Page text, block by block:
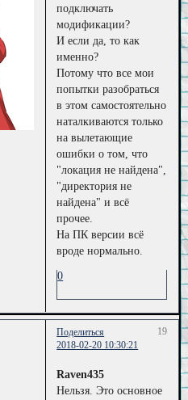
подключать
модификации?
И если да, то как
именно?
Потому что все мои
попытки разобраться
в этом самостоятельно
наталкиваются только
на вылетающие
ошибки о том, что
"локация не найдена",
"директория не
найдена" и всё
прочее.
На ПК версии всё
вроде нормально.
0
Поделиться
19
2018-02-20 10:30:21
Raven435
Нельзя. Это основное